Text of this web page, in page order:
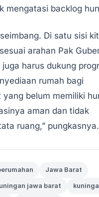
mengatasi backlog
Di satu sisi
arahan Pak
harus dukung
rumah bagi
yang belum memiliki
aman dan tidak
ruang,”
Jawa Barat
jawa barat